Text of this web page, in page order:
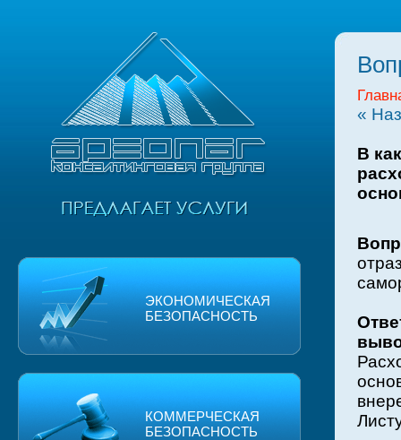
ЭКОНОМИЧЕСКАЯ
БЕЗОПАСНОСТЬ
КОММЕРЧЕСКАЯ
БЕЗОПАСНОСТЬ
«
В